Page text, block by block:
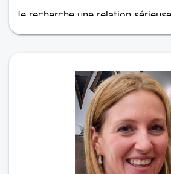
Je recherche une relation
c'est mieux que seul